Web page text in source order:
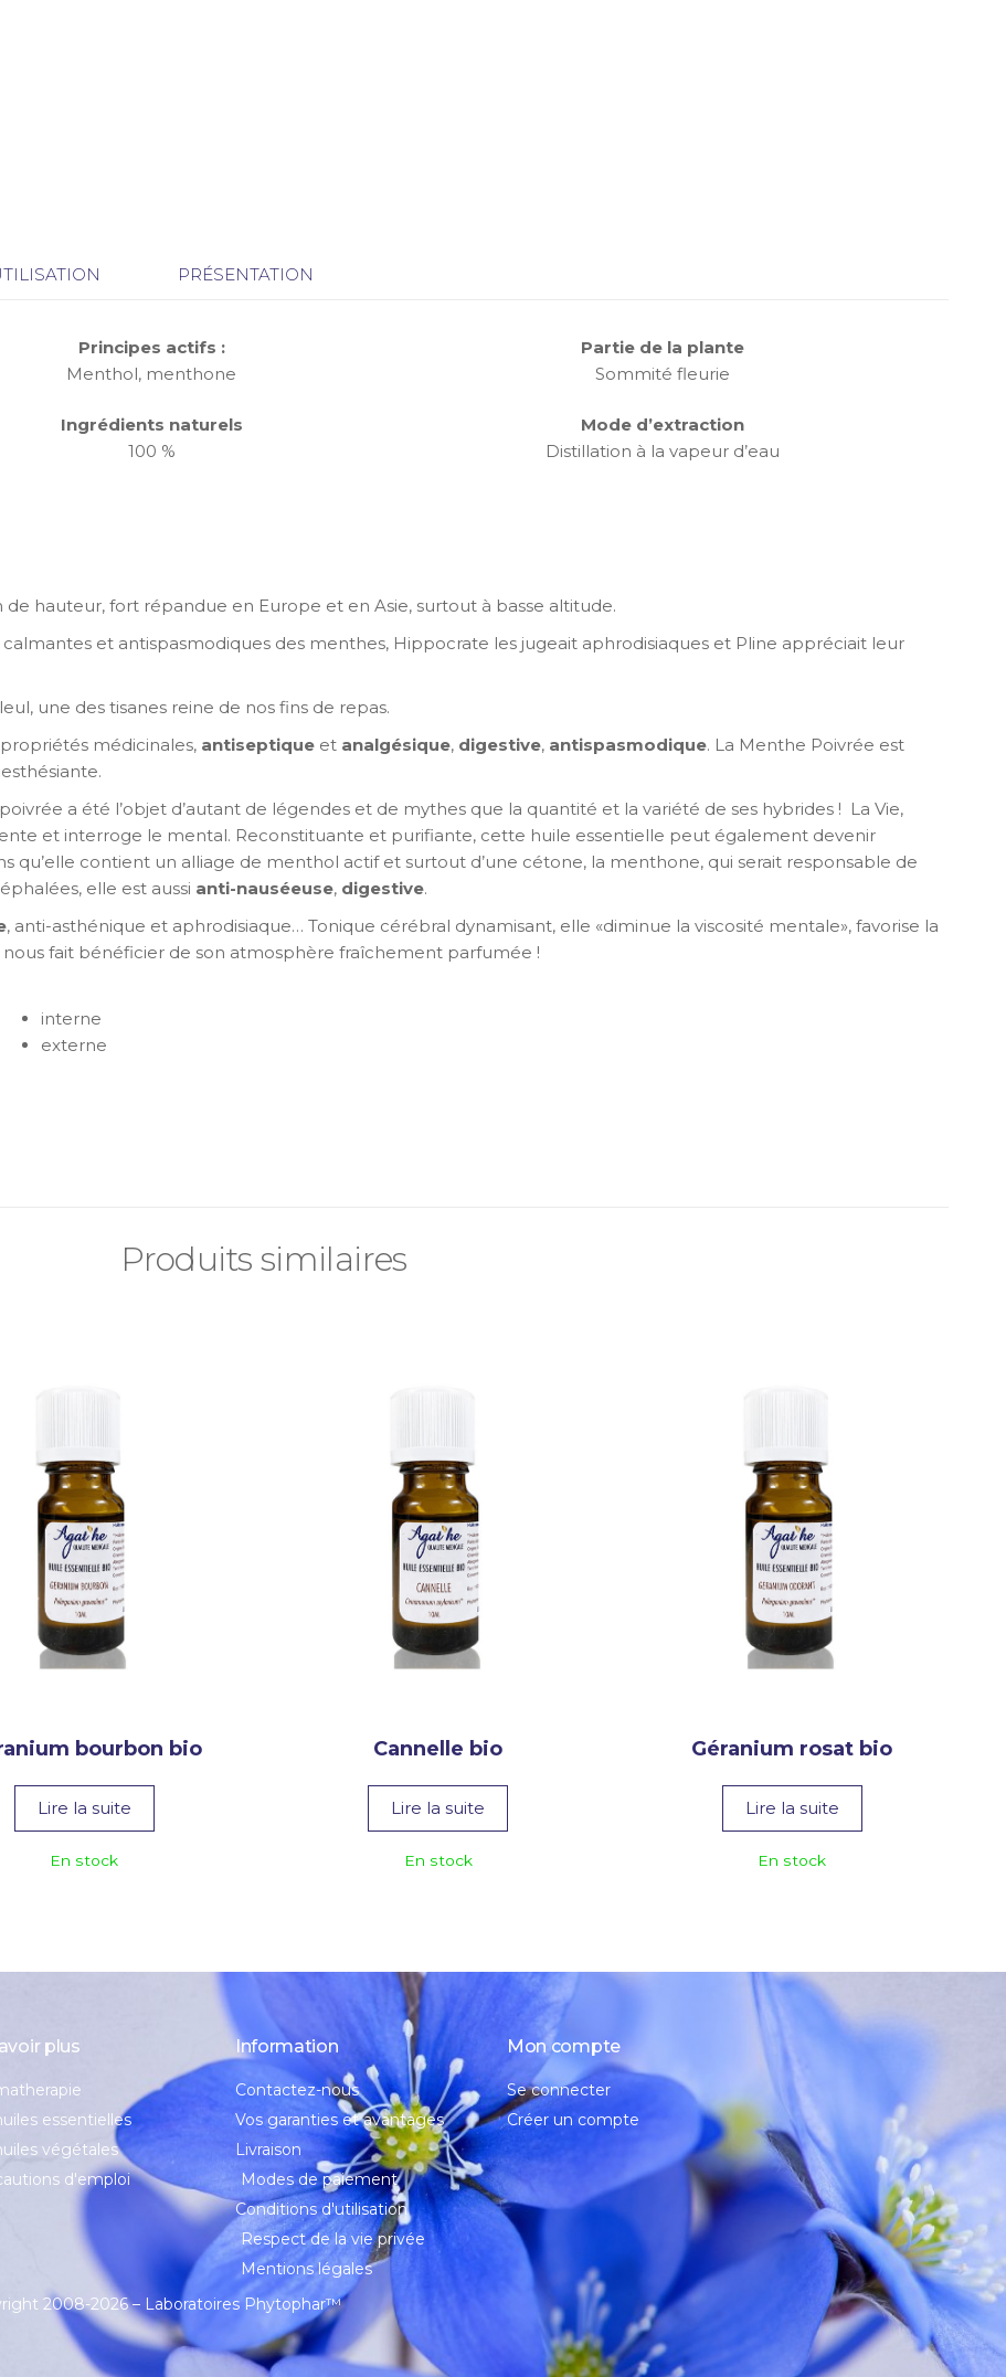
PRÉSENTATION
Principes actifs :
Menthol, menthone
Partie de la plante
Sommité fleurie
Ingrédients naturels
100 %
Mode d’extraction
Distillation à la vapeur d’eau
hauteur, fort répandue en Europe et en Asie, surtout à basse altitude.
et antispasmodiques des menthes, Hippocrate les jugeait aphrodisiaques et Pline appréciait leur
une des tisanes reine de nos fins de repas.
médicinales, antiseptique et analgésique, digestive, antispasmodique. La Menthe Poivrée est
a été l’objet d’autant de légendes et de mythes que la quantité et la variété de ses hybrides ! La Vie,
et interroge le mental. Reconstituante et purifiante, cette huile essentielle peut également devenir
qu’elle contient un alliage de menthol actif et surtout d’une cétone, la menthone, qui serait responsable de
elle est aussi anti-nauséeuse, digestive.
, anti-asthénique et aphrodisiaque… Tonique cérébral dynamisant, elle «diminue la viscosité mentale», favorise la
fait bénéficier de son atmosphère fraîchement parfumée !
interne
externe
Produits similaires
bourbon bio
Lire la suite
En stock
Cannelle bio
Lire la suite
En stock
Géranium rosat bio
Lire la suite
En stock
plus
essentielles
végétales
d'emploi
Information
Contactez-nous
Vos garanties et avantages
Livraison
Modes de paiement
Conditions d'utilisation
Respect de la vie privée
Mentions légales
Mon compte
Se connecter
Créer un compte
2008-2026 – Laboratoires Phytophar™